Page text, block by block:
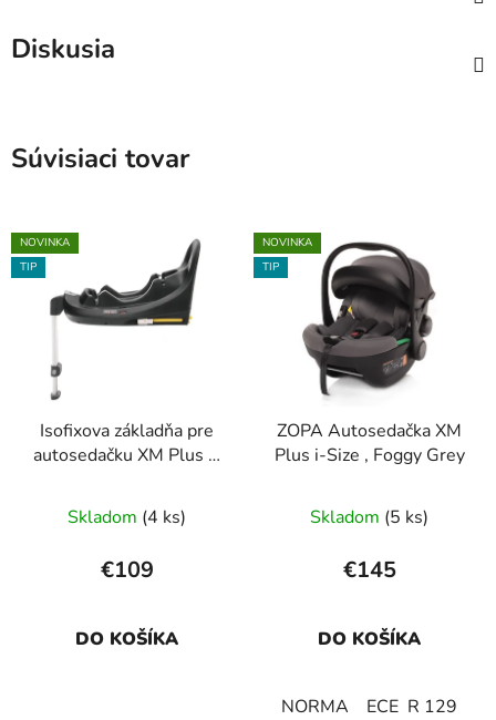
Diskusia
Súvisiaci tovar
NOVINKA
TIP
Isofixova základňa pre
autosedačku XM Plus i-
Skladom (4 ks)
€109
DO KOŠÍKA
NOVINKA
TIP
ZOPA Autosedačka XM
Plus i-Size , Foggy Grey
Skladom (5 ks)
€145
DO KOŠÍKA
NORMA ECE R 129